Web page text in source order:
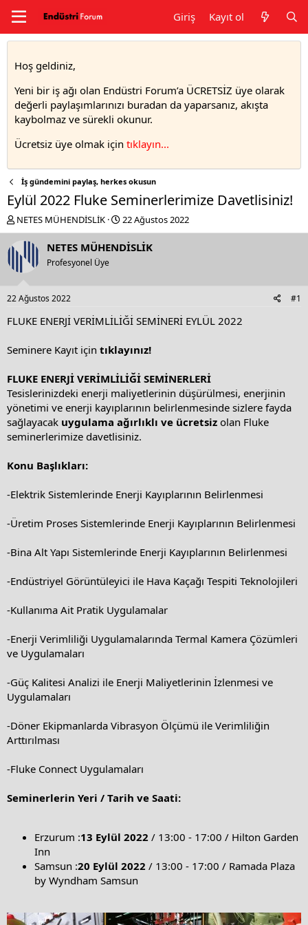
Giriş Kayıt ol
Hoş geldiniz,
Yeni bir iş ağı olan Endüstri Forum’a ÜCRETSİZ üye olarak
değerli paylaşımlarınızı buradan da yaparsanız, akışta
kaybolmaz ve sürekli okunur.
Ücretsiz üye olmak için tıklayın...
İş gündemini paylaş, herkes okusun
Eylül 2022 Fluke Seminerlerimize Davetlisiniz!
T
h
e
a
t
a
e
NETES MÜHENDİSLİK
S
t
a
e
22 Ağustos 2022
NETES MÜHENDİSLİK
Profesyonel Üye
22 Ağustos 2022 #1
FLUKE ENERJİ VERİMLİLİĞİ SEMİNERİ EYLÜL 2022
Seminere Kayıt için tıklayınız!
FLUKE ENERJİ VERİMLİLİĞİ SEMİNERLERİ
Tesislerinizdeki enerji maliyetlerinin düşürülmesi, enerjinin
yönetimi ve enerji kayıplarının belirlenmesinde sizlere fayda
sağlayacak uygulama ağırlıklı ve ücretsiz olan Fluke
seminerlerimize davetlisiniz.
Konu Başlıkları:
-Elektrik Sistemlerinde Enerji Kayıplarının Belirlenmesi
-Üretim Proses Sistemlerinde Enerji Kayıplarının Belirlenmesi
-Bina Alt Yapı Sistemlerinde Enerji Kayıplarının Belirlenmesi
-Endüstriyel Görüntüleyici ile Hava Kaçağı Tespiti Teknolojileri
-Kullanıma Ait Pratik Uygulamalar
-Enerji Verimliliği Uygulamalarında Termal Kamera Çözümleri
ve Uygulamaları
-Güç Kalitesi Analizi ile Enerji Maliyetlerinin İzlenmesi ve
Uygulamaları
-Döner Ekipmanlarda Vibrasyon Ölçümü ile Verimliliğin
Arttırılması
-Fluke Connect Uygulamaları
Seminerlerin Yeri / Tarih ve Saati:
Erzurum :13 Eylül 2022 / 13:00 - 17:00 / Hilton Garden
Inn
Samsun :20 Eylül 2022 / 13:00 - 17:00 / Ramada Plaza
by Wyndham Samsun